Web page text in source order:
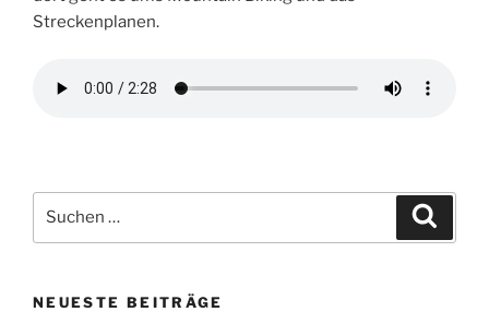
Streckenplanen.
nach:
NEUESTE BEITRÄGE